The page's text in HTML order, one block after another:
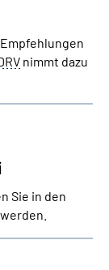
nimmt dazu
Sie in den